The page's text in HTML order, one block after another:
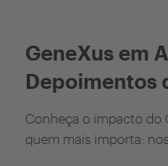
GeneXus em
Depoimentos
Conheça o impacto do
quem mais importa: